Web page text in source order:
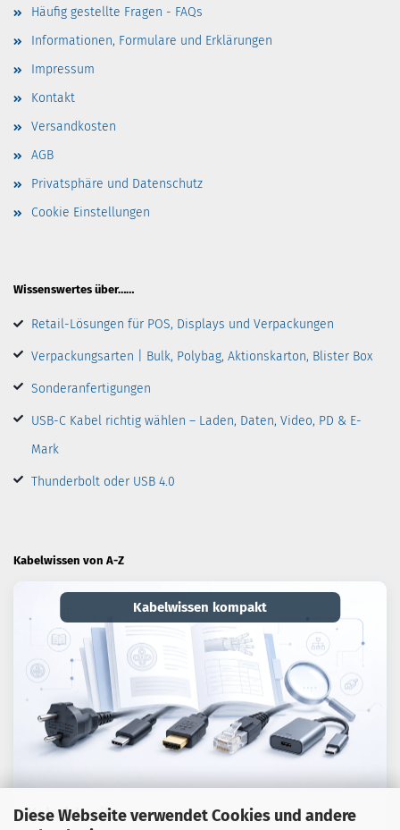
Diese Webseite verwendet Cookies und andere
Häufig gestellte Fragen - FAQs
Informationen, Formulare und Erklärungen
Impressum
Kontakt
Versandkosten
AGB
Privatsphäre und Datenschutz
Cookie Einstellungen
Wissenswertes über……
Retail-Lösungen für POS, Displays und Verpackungen
Verpackungsarten | Bulk, Polybag, Aktionskarton, Blister Box
Sonderanfertigungen
USB-C Kabel richtig wählen – Laden, Daten, Video, PD & E-
Mark
Thunderbolt oder USB 4.0
Kabelwissen von A-Z
Kabelwissen kompakt
Kabel-Lexikon